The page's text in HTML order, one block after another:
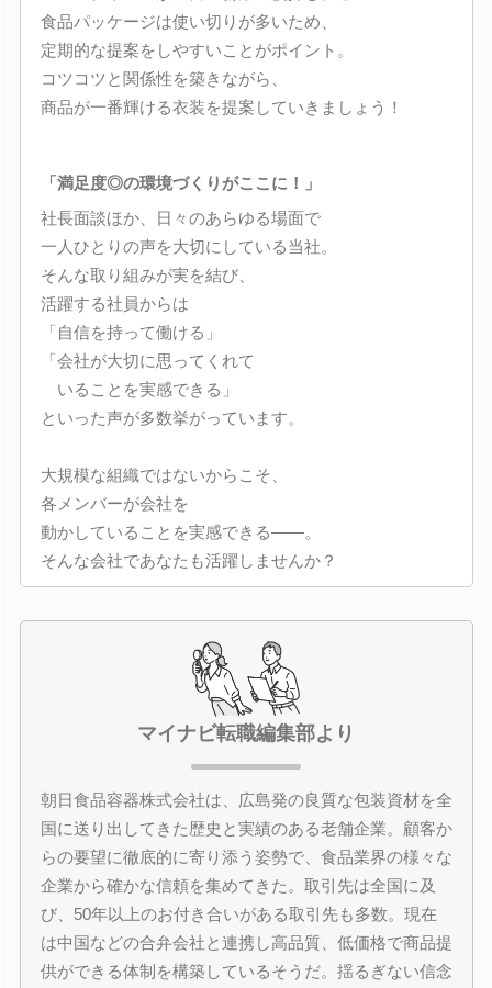
食品パッケージは使い切りが多いため、
定期的な提案をしやすいことがポイント。
コツコツと関係性を築きながら、
商品が一番輝ける衣装を提案していきましょう！
「満足度◎の環境づくりがここに！」
社長面談ほか、日々のあらゆる場面で
一人ひとりの声を大切にしている当社。
そんな取り組みが実を結び、
活躍する社員からは
「自信を持って働ける」
「会社が大切に思ってくれて
いることを実感できる」
といった声が多数挙がっています。
大規模な組織ではないからこそ、
各メンバーが会社を
動かしていることを実感できる――。
そんな会社であなたも活躍しませんか？
マイナビ転職編集部より
朝日食品容器株式会社は、広島発の良質な包装資材を全
国に送り出してきた歴史と実績のある老舗企業。顧客か
らの要望に徹底的に寄り添う姿勢で、食品業界の様々な
企業から確かな信頼を集めてきた。取引先は全国に及
び、50年以上のお付き合いがある取引先も多数。現在
は中国などの合弁会社と連携し高品質、低価格で商品提
供ができる体制を構築しているそうだ。揺るぎない信念